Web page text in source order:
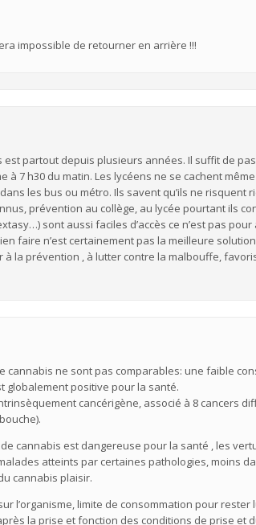
impossible de retourner en arrière !!!
partout depuis plusieurs années. Il suffit de
à 7 h30 du matin. Les lycéens ne se cachent
les bus ou métro. Ils savent qu’ils ne risquent
prévention au collège, au lycée pourtant ils
sont aussi faciles d’accès ce n’est pas
faire n’est certainement pas la meilleure
à la prévention , à lutter contre la malbouffe,
cannabis ne sont pas comparables: une faible
globalement positive pour la santé.
cancérigène, associé à 8 cancers
cannabis est dangereuse pour la santé , les
atteints par certaines pathologies, moins
cannabis plaisir.
l’organisme, limite de consommation pour rester
la prise et fonction des conditions de prise et